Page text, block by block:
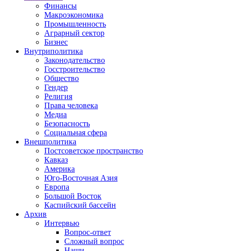
Финансы
Макроэкономика
Промышленность
Аграрный сектор
Бизнес
Внутриполитика
Законодательство
Госстроительство
Общество
Гендер
Религия
Права человека
Медиа
Безопасность
Социальная сфера
Внешполитика
Постсоветское пространство
Кавказ
Америка
Юго-Восточная Азия
Европа
Большой Восток
Каспийский бассейн
Архив
Интервью
Вопрос-ответ
Сложный вопрос